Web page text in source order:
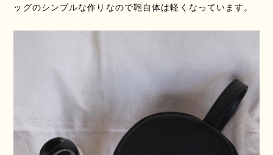
ッグのシンプルな作りなので鞄自体は軽くなっています。